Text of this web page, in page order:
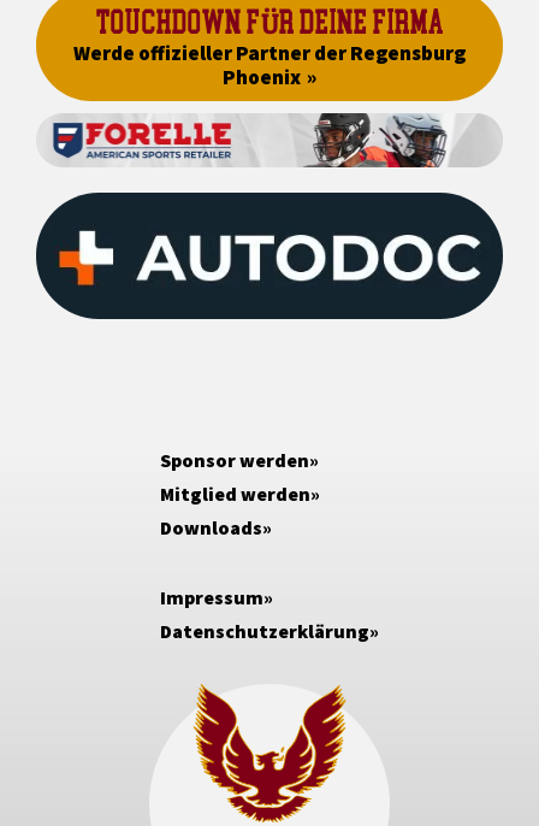
TOUCHDOWN FÜR DEINE FIRMA
Werde offizieller Partner der Regensburg
Phoenix
Sponsor werden
Mitglied werden
Downloads
Impressum
Datenschutzerklärung